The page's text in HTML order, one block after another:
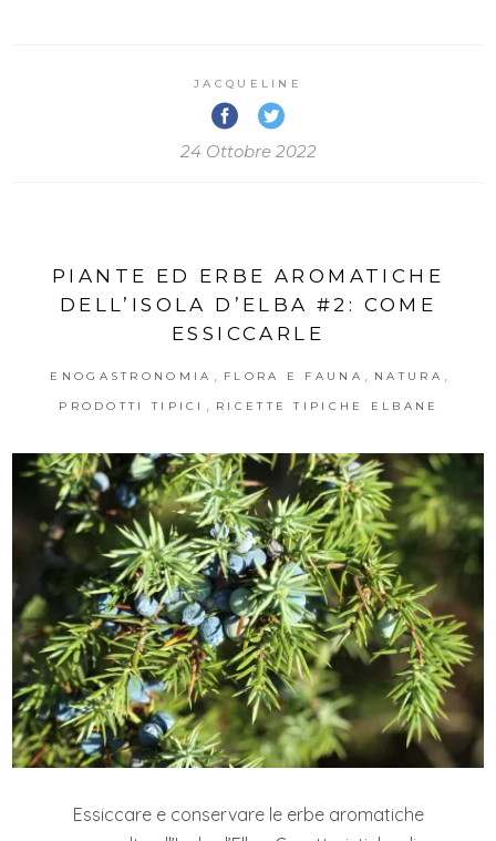
JACQUELINE
24 Ottobre 2022
PIANTE ED ERBE AROMATICHE
DELL’ISOLA D’ELBA #2: COME
ESSICCARLE
ENOGASTRONOMIA , FLORA E FAUNA , NATURA ,
PRODOTTI TIPICI , RICETTE TIPICHE ELBANE
Essiccare e conservare le erbe aromatiche